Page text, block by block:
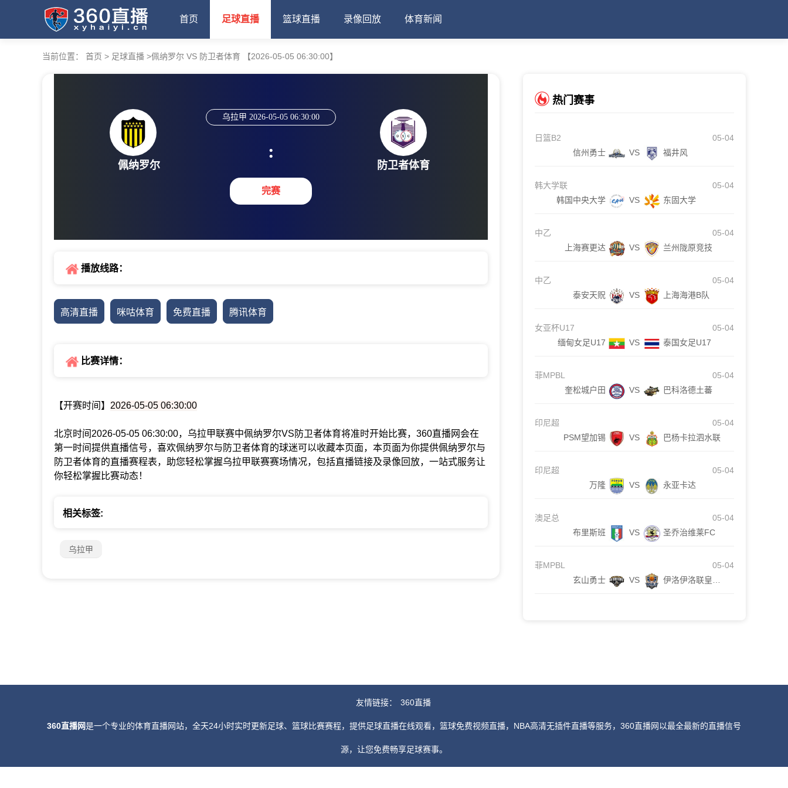
首页 足球直播 篮球直播 录像回放 体育新闻
当前位置： 首页 > 足球直播 >佩纳罗尔 VS 防卫者体育 【2026-05-05 06:30:00】
佩纳罗尔
乌拉甲 2026-05-05 06:30:00
:
完赛
防卫者体育
播放线路：
高清直播 咪咕体育 免费直播 腾讯体育
比赛详情：
【开赛时间】 2026-05-05 06:30:00
北京时间2026-05-05 06:30:00，乌拉甲联赛中佩纳罗尔VS防卫者体育将准时开始比赛，360直播网会在
第一时间提供直播信号，喜欢佩纳罗尔与防卫者体育的球迷可以收藏本页面，本页面为你提供佩纳罗尔与
防卫者体育的直播赛程表，助您轻松掌握乌拉甲联赛赛场情况，包括直播链接及录像回放，一站式服务让
你轻松掌握比赛动态！
相关标签:
乌拉甲
热门赛事
日篮B2
05-04
信州勇士
VS 福井风
韩大学联
05-04
韩国中央大学
VS 东固大学
中乙
05-04
上海赛更达
VS 兰州陇原竞技
中乙
05-04
泰安天贶
VS 上海海港B队
女亚杯U17
05-04
缅甸女足U17
VS 泰国女足U17
菲MPBL
05-04
奎松城户田
VS 巴科洛德土蕃
印尼超
05-04
PSM望加锡
VS 巴杨卡拉泗水联
印尼超
05-04
万隆
VS 永亚卡达
澳足总
05-04
布里斯班
VS 圣乔治维莱FC
菲MPBL
05-04
玄山勇士
VS
友情链接： 360直播
360直播网是一个专业的体育直播网站，全天24小时实时更新足球、篮球比赛赛程，提供足球直播在线观看，篮球免费视频直播，NBA高清无插件直播等服务，360直播网以最全最新的直播信号
源，让您免费畅享足球赛事。